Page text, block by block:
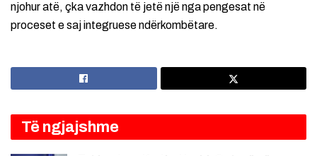
njohur atë, çka vazhdon të jetë një nga pengesat në
proceset e saj integruese ndërkombëtare.
Të ngjajshme